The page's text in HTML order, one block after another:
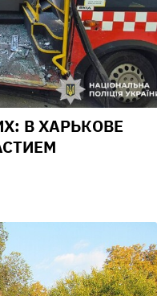
В ХАРЬКОВЕ